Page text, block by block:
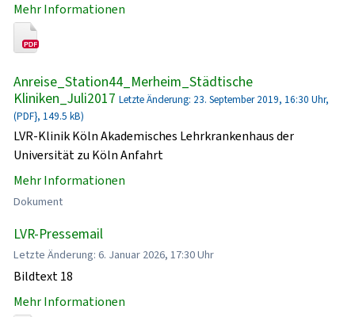
Mehr Informationen
Anreise_Station44_Merheim_Städtische
Kliniken_Juli2017 Letzte Änderung: 23. September 2019, 16:30 Uhr,
(PDF}, 149.5 kB)
LVR-Klinik Köln Akademisches Lehrkrankenhaus der
Universität zu Köln Anfahrt
Mehr Informationen
Dokument
LVR-Pressemail
Letzte Änderung: 6. Januar 2026, 17:30 Uhr
Bildtext 18
Mehr Informationen